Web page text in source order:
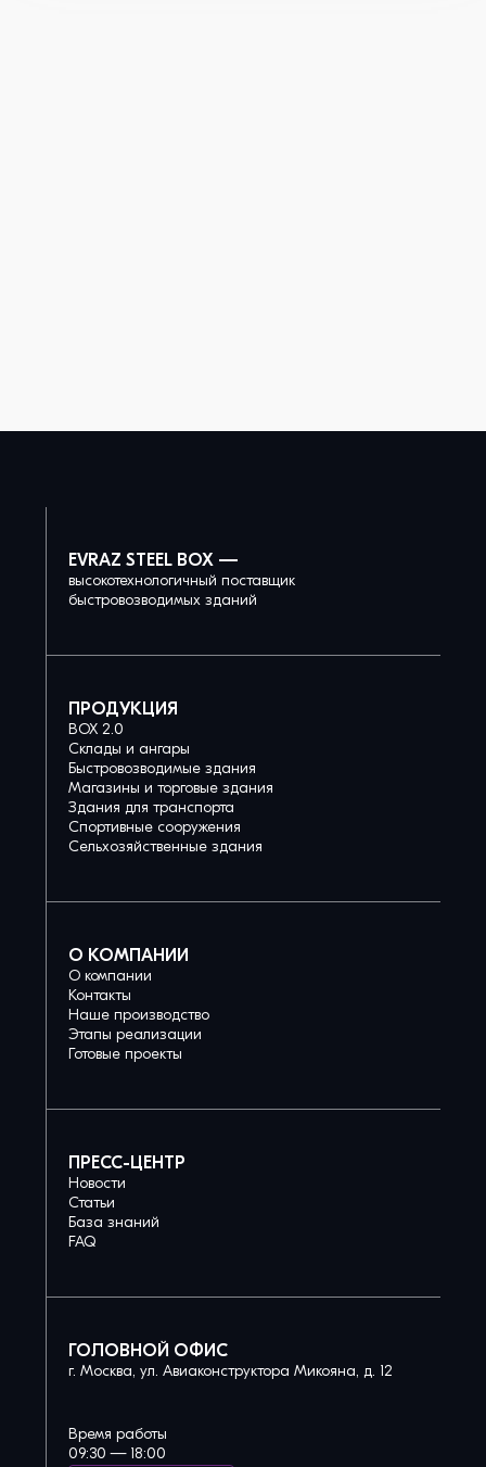
EVRAZ STEEL BOX —
высокотехнологичный поставщик
быстровозводимых зданий
ПРОДУКЦИЯ
BOX 2.0
Склады и ангары
Быстровозводимые здания
Магазины и торговые здания
Здания для транспорта
Спортивные сооружения
Сельхозяйственные здания
О КОМПАНИИ
О компании
Контакты
Наше производство
Этапы реализации
Готовые проекты
ПРЕСС-ЦЕНТР
Новости
Статьи
База знаний
FAQ
ГОЛОВНОЙ ОФИС
г. Москва, ул. Авиаконструктора Микояна, д. 12
Время работы
09:30 — 18:00